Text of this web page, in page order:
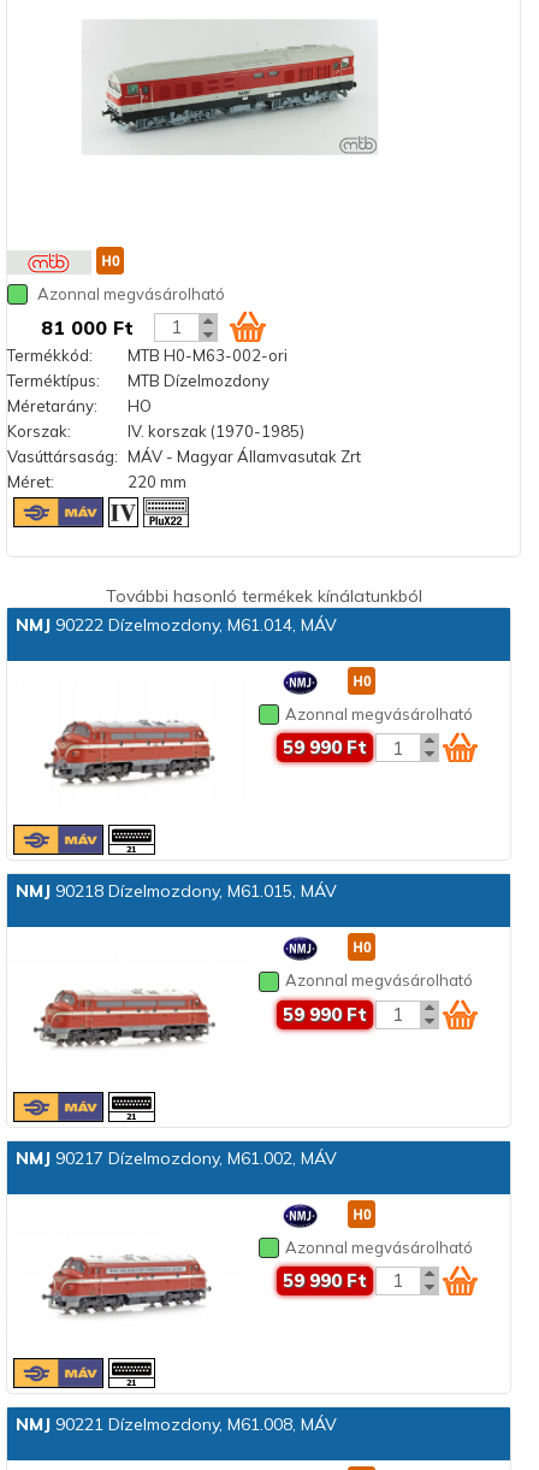
Azonnal megvásárolható
81 000 Ft
Termékkód:
MTB H0-M63-002-ori
Terméktípus:
MTB Dízelmozdony
Méretarány:
HO
Korszak:
IV. korszak (1970-1985)
Vasúttársaság: MÁV - Magyar Államvasutak Zrt
Méret:
220 mm
További hasonló termékek kínálatunkból
NMJ90222 Dízelmozdony, M61.014, MÁV
Azonnal megvásárolható
59 990 Ft
NMJ90218 Dízelmozdony, M61.015, MÁV
Azonnal megvásárolható
59 990 Ft
NMJ90217 Dízelmozdony, M61.002, MÁV
Azonnal megvásárolható
59 990 Ft
NMJ90221 Dízelmozdony, M61.008, MÁV